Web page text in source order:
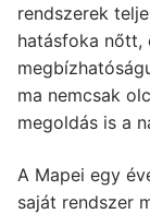
rendszerek
hatásfoka nőtt,
ma nemcsak
megoldás is a
A Mapei egy
saját rendszer